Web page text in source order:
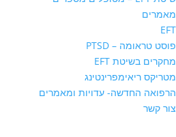
מאמרים
EFT
פוסט טראומה – PTSD
מחקרים בשיטת EFT
מטריקס ריאימפרינטינג
הרפואה החדשה- עדויות ומאמרים
צור קשר